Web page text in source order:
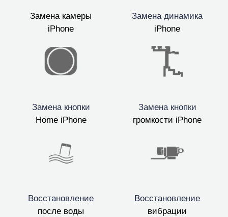
Замена камеры
iPhone
Замена динамика
iPhone
Замена кнопки
Home iPhone
Замена кнопки
громкости iPhone
Восстановление
после воды
Восстановление
вибрации